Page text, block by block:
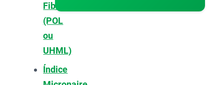
Fibra
(POL
ou
UHML)
Índice